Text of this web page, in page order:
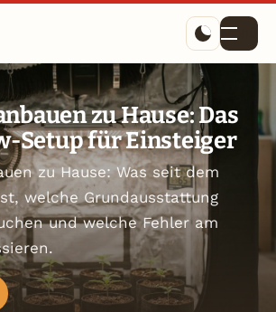
Menü
zu Hause: Das
Setup für Einsteiger
zu Hause: Was seit dem
welche Grundausstattung
und welche Fehler am